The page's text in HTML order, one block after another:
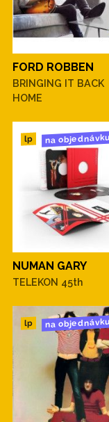
FORD ROBBEN
BRINGING IT BACK
HOME
lp na objednávku
NUMAN GARY
TELEKON 45th
lp na objednávku